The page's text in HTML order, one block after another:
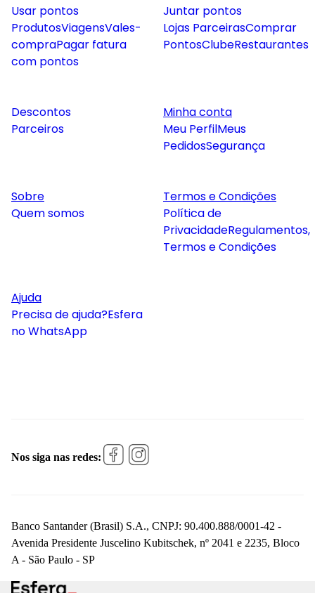
Usar pontos
ProdutosViagensVales-
compraPagar fatura
com pontos
Juntar pontos
Lojas ParceirasComprar
PontosClubeRestaurantes
Descontos
Parceiros
Minha conta
Meu PerfilMeus
PedidosSegurança
Sobre
Quem somos
Termos e Condições
Política de
PrivacidadeRegulamentos,
Termos e Condições
Ajuda
Precisa de ajuda?Esfera
no WhatsApp
Nos siga nas redes:
Banco Santander (Brasil) S.A., CNPJ: 90.400.888/0001-42 -
Avenida Presidente Juscelino Kubitschek, nº 2041 e 2235, Bloco
A - São Paulo - SP